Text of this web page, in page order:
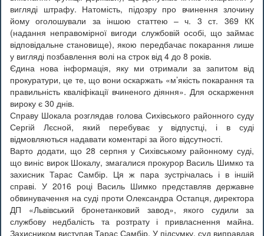
вигляді штрафу. Натомість, підозру про вчинення злочину
йому оголошували за іншою статтею – ч. 3 ст. 369 КК
(надання неправомірної вигоди службовій особі, що займає
відповідальне становище), якою передбачає покарання лише
у вигляді позбавлення волі на строк від 4 до 8 років.
Єдина нова інформація, яку ми отримали за запитом від
прокуратури, це те, що вони оскаржать «м’якість покарання та
правильність кваліфікації вчиненого діяння». Для оскарження
вироку є 30 днів.
Справу Шокала розглядав голова Сихівського районного суду
Сергій Лєсной, який перебуває у відпустці, і в суді
відмовляються надавати коментарі за його відсутності.
Варто додати, що 28 серпня у Сихівському районному суді,
що виніс вирок Шокалу, змагалися прокурор Василь Шимко та
захисник Тарас Самбір. Ця ж пара зустрічалась і в іншій
справі. У 2016 році Василь Шимко представляв державне
обвинувачення на суді проти Олександра Остапця, директора
ДП «Львівський бронетанковий завод», якого судили за
службову недбалість та розтрату і привласнення майна.
Захисником виступав Тарас Самбір. У підсумку, суд виправдав